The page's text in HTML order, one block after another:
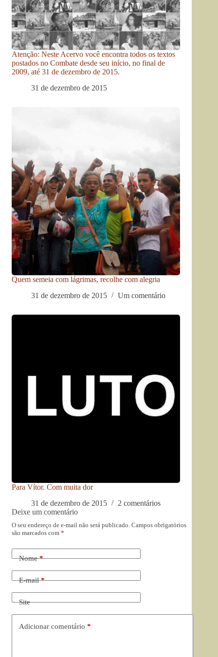
Atenção: Neste Acervo você encontra todos os textos
postados no Combate desde seu início, no final de
2009, até 31 de dezembro de 2015.
31 de dezembro de 2015
Quem semeia com lágrimas, recolhe com alegria
31 de dezembro de 2015
Um comentário
Para Vítor. Com muita dor
31 de dezembro de 2015
2 comentários
Deixe um comentário
O seu endereço de e-mail não será publicado. Campos obrigatórios
são marcados com *
Nome*
E-mail*
Site
Adicionar comentário *